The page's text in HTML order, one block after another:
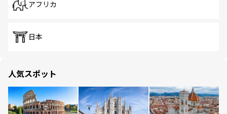
アフリカ
日本
人気スポット